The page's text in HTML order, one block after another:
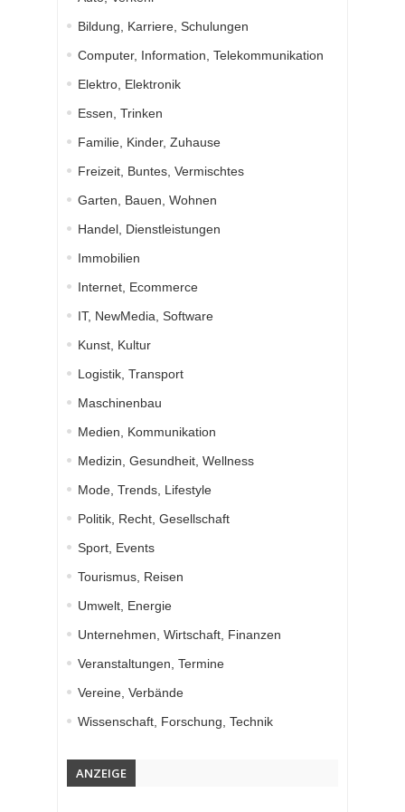
Bildung, Karriere, Schulungen
Computer, Information, Telekommunikation
Elektro, Elektronik
Essen, Trinken
Familie, Kinder, Zuhause
Freizeit, Buntes, Vermischtes
Garten, Bauen, Wohnen
Handel, Dienstleistungen
Immobilien
Internet, Ecommerce
IT, NewMedia, Software
Kunst, Kultur
Logistik, Transport
Maschinenbau
Medien, Kommunikation
Medizin, Gesundheit, Wellness
Mode, Trends, Lifestyle
Politik, Recht, Gesellschaft
Sport, Events
Tourismus, Reisen
Umwelt, Energie
Unternehmen, Wirtschaft, Finanzen
Veranstaltungen, Termine
Vereine, Verbände
Wissenschaft, Forschung, Technik
ANZEIGE